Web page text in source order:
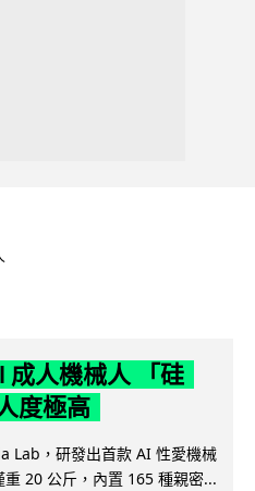
成人機械人 「硅
度極高
Lab，研發出首款 AI 性愛機械
20 公斤，內置 165 種親密...